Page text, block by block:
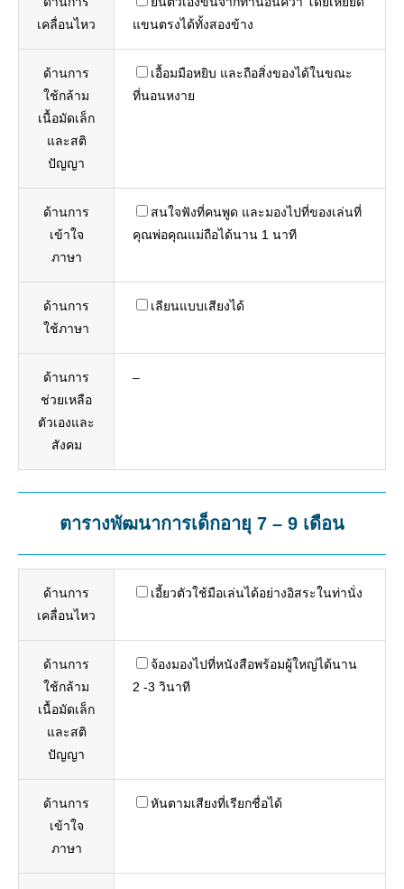
เคลื่อนไหว
แขนตรงได้ทั้งสองข้าง
ด้านการ
ใช้กล้าม
เนื้อมัดเล็ก
และสติ
ปัญญา
เอื้อมมือหยิบ และถือสิ่งของได้ในขณะ
ที่นอนหงาย
ด้านการ
เข้าใจ
ภาษา
สนใจฟังที่คนพูด และมองไปที่ของเล่นที่
คุณพ่อคุณแม่ถือได้นาน 1 นาที
ด้านการ
ใช้ภาษา
เลียนแบบเสียงได้
ด้านการ
ช่วยเหลือ
ตัวเองและ
สังคม
–
ตารางพัฒนาการเด็กอายุ 7 – 9 เดือน
ด้านการ
เคลื่อนไหว
เอี้ยวตัวใช้มือเล่นได้อย่างอิสระในท่านั่ง
ด้านการ
ใช้กล้าม
เนื้อมัดเล็ก
และสติ
ปัญญา
จ้องมองไปที่หนังสือพร้อมผู้ใหญ่ได้นาน
2 -3 วินาที
ด้านการ
เข้าใจ
ภาษา
หันตามเสียงที่เรียกชื่อได้